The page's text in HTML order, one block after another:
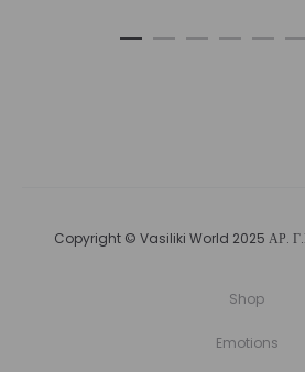
Copyright © Vasiliki World 2025 ΑΡ.
Shop
Emotions